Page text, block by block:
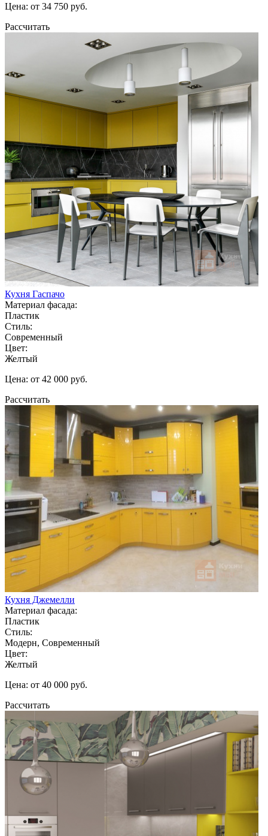
Цена: от 34 750 руб.
Рассчитать
Кухня Гаспачо
Материал фасада:
Пластик
Стиль:
Современный
Цвет:
Желтый
Цена: от 42 000 руб.
Рассчитать
Кухня Джемелли
Материал фасада:
Пластик
Стиль:
Модерн, Современный
Цвет:
Желтый
Цена: от 40 000 руб.
Рассчитать